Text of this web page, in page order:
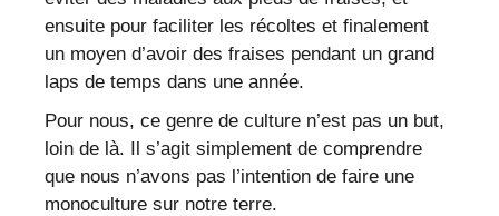
ensuite pour faciliter les récoltes et finalement
un moyen d’avoir des fraises pendant un grand
laps de temps dans une année.
Pour nous, ce genre de culture n’est pas un but,
loin de là. Il s’agit simplement de comprendre
que nous n’avons pas l’intention de faire une
monoculture sur notre terre.